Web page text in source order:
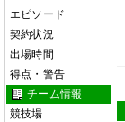
エピソード
契約状況
出場時間
得点・警告
チーム情報
競技場